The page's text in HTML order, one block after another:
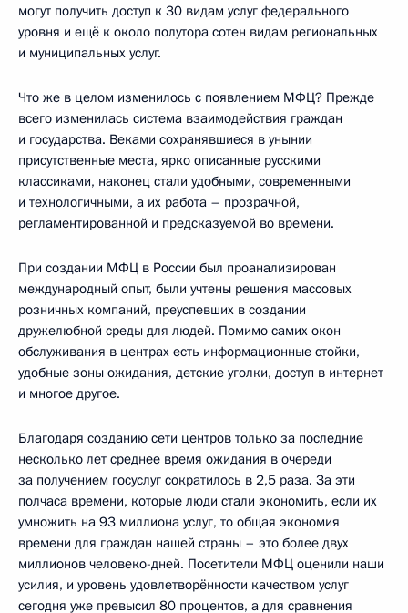
могут получить доступ к 30 видам услуг федерального
уровня и ещё к около полутора сотен видам региональных
и муниципальных услуг.
Что же в целом изменилось с появлением МФЦ? Прежде
всего изменилась система взаимодействия граждан
и государства. Веками сохранявшиеся в унынии
присутственные места, ярко описанные русскими
классиками, наконец стали удобными, современными
и технологичными, а их работа – прозрачной,
регламентированной и предсказуемой во времени.
При создании МФЦ в России был проанализирован
международный опыт, были учтены решения массовых
розничных компаний, преуспевших в создании
дружелюбной среды для людей. Помимо самих окон
обслуживания в центрах есть информационные стойки,
удобные зоны ожидания, детские уголки, доступ в интернет
и многое другое.
Благодаря созданию сети центров только за последние
несколько лет среднее время ожидания в очереди
за получением госуслуг сократилось в 2,5 раза. За эти
полчаса времени, которые люди стали экономить, если их
умножить на 93 миллиона услуг, то общая экономия
времени для граждан нашей страны – это более двух
миллионов человеко-дней. Посетители МФЦ оценили наши
усилия, и уровень удовлетворённости качеством услуг
сегодня уже превысил 80 процентов, а для сравнения